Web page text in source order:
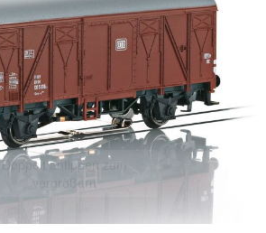
Doppelt antippen zum
vergrößern